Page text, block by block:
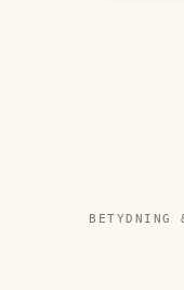
BETYDNING